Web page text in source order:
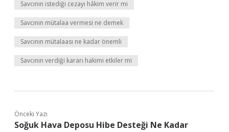
Savcının istediği cezayı hâkim verir mi
Savcının mütalaa vermesi ne demek
Savcının mütalaası ne kadar önemli
Savcının verdiği kararı hakimi etkiler mi
Önceki Yazı
Soğuk Hava Deposu Hibe Desteği Ne Kadar